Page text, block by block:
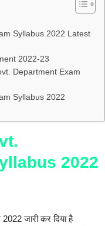
Syllabus 2022 Latest
2022-23
Department Exam
Syllabus 2022
2022
जारी कर दिया है